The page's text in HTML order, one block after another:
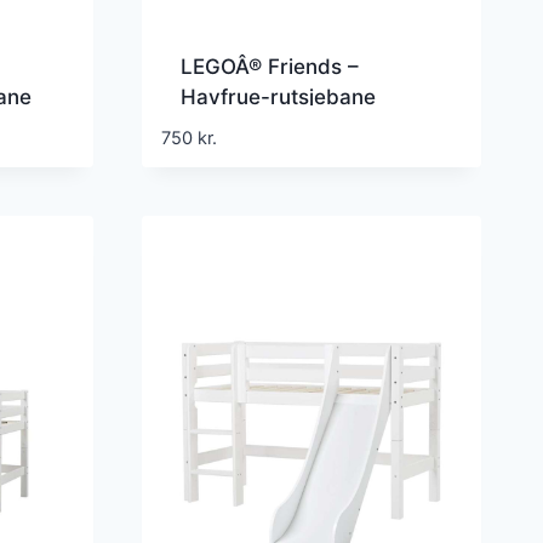
LEGOÂ® Friends –
Havfrue-rutsjebane
42703 – 864 Dele
750 kr.